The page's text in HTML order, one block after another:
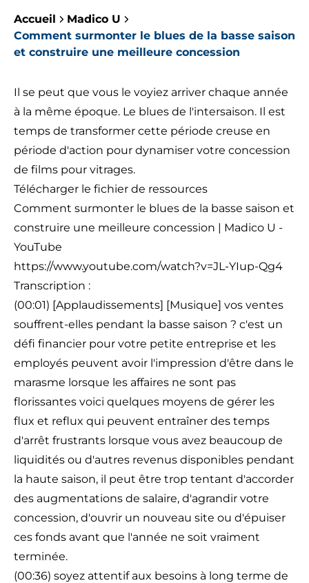
Accueil
Madico U
Comment surmonter le blues de la basse saison
et construire une meilleure concession
Il se peut que vous le voyiez arriver chaque année
à la même époque. Le blues de l'intersaison. Il est
temps de transformer cette période creuse en
période d'action pour dynamiser votre concession
de films pour vitrages.
Télécharger le fichier de ressources
Comment surmonter le blues de la basse saison et
construire une meilleure concession | Madico U -
YouTube
https://www.youtube.com/watch?v=JL-YIup-Qg4
Transcription :
(00:01) [Applaudissements] [Musique] vos ventes
souffrent-elles pendant la basse saison ? c'est un
défi financier pour votre petite entreprise et les
employés peuvent avoir l'impression d'être dans le
marasme lorsque les affaires ne sont pas
florissantes voici quelques moyens de gérer les
flux et reflux qui peuvent entraîner des temps
d'arrêt frustrants lorsque vous avez beaucoup de
liquidités ou d'autres revenus disponibles pendant
la haute saison, il peut être trop tentant d'accorder
des augmentations de salaire, d'agrandir votre
concession, d'ouvrir un nouveau site ou d'épuiser
ces fonds avant que l'année ne soit vraiment
terminée.
(00:36) soyez attentif aux besoins à long terme de